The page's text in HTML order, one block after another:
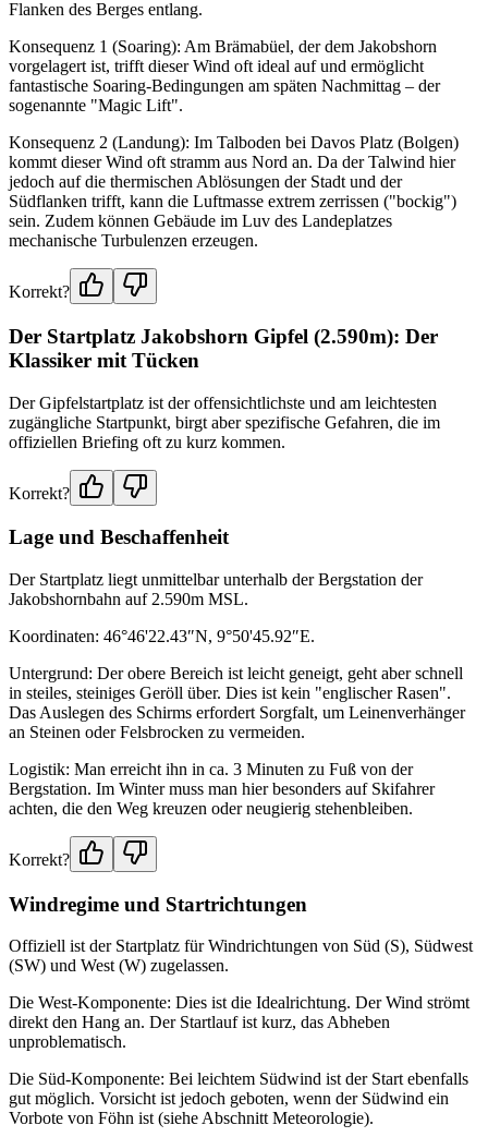
Flanken des Berges entlang.
Konsequenz 1 (Soaring): Am Brämabüel, der dem Jakobshorn
vorgelagert ist, trifft dieser Wind oft ideal auf und ermöglicht
fantastische Soaring-Bedingungen am späten Nachmittag – der
sogenannte "Magic Lift".
Konsequenz 2 (Landung): Im Talboden bei Davos Platz (Bolgen)
kommt dieser Wind oft stramm aus Nord an. Da der Talwind hier
jedoch auf die thermischen Ablösungen der Stadt und der
Südflanken trifft, kann die Luftmasse extrem zerrissen ("bockig")
sein. Zudem können Gebäude im Luv des Landeplatzes
mechanische Turbulenzen erzeugen.
Korrekt?
Der Startplatz Jakobshorn Gipfel (2.590m): Der
Klassiker mit Tücken
Der Gipfelstartplatz ist der offensichtlichste und am leichtesten
zugängliche Startpunkt, birgt aber spezifische Gefahren, die im
offiziellen Briefing oft zu kurz kommen.
Korrekt?
Lage und Beschaffenheit
Der Startplatz liegt unmittelbar unterhalb der Bergstation der
Jakobshornbahn auf 2.590m MSL.
Koordinaten: 46°46'22.43″N, 9°50'45.92″E.
Untergrund: Der obere Bereich ist leicht geneigt, geht aber schnell
in steiles, steiniges Geröll über. Dies ist kein "englischer Rasen".
Das Auslegen des Schirms erfordert Sorgfalt, um Leinenverhänger
an Steinen oder Felsbrocken zu vermeiden.
Logistik: Man erreicht ihn in ca. 3 Minuten zu Fuß von der
Bergstation. Im Winter muss man hier besonders auf Skifahrer
achten, die den Weg kreuzen oder neugierig stehenbleiben.
Korrekt?
Windregime und Startrichtungen
Offiziell ist der Startplatz für Windrichtungen von Süd (S), Südwest
(SW) und West (W) zugelassen.
Die West-Komponente: Dies ist die Idealrichtung. Der Wind strömt
direkt den Hang an. Der Startlauf ist kurz, das Abheben
unproblematisch.
Die Süd-Komponente: Bei leichtem Südwind ist der Start ebenfalls
gut möglich. Vorsicht ist jedoch geboten, wenn der Südwind ein
Vorbote von Föhn ist (siehe Abschnitt Meteorologie).